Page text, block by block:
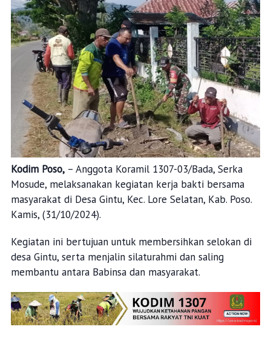
Kodim Poso,– Anggota Koramil 1307-03/Bada, Serka
Mosude, melaksanakan kegiatan kerja bakti bersama
masyarakat di Desa Gintu, Kec. Lore Selatan, Kab. Poso.
Kamis, (31/10/2024).
Kegiatan ini bertujuan untuk membersihkan selokan di
desa Gintu, serta menjalin silaturahmi dan saling
membantu antara Babinsa dan masyarakat.